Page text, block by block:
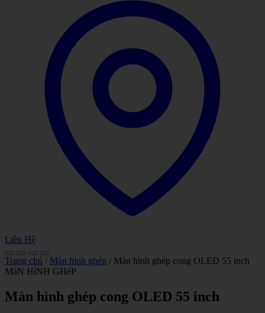
Liên Hệ
Trang chủ / Màn hình ghép / Màn hình ghép cong OLED 55 inch
MàN HìNH GHéP
Màn hình ghép cong OLED 55 inch